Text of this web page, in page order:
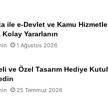
ile e-Devlet ve Kamu
Kolay Yararlanın
1 Ağustos 2026
ve Özel Tasarım Hediye
25 Temmuz 2026